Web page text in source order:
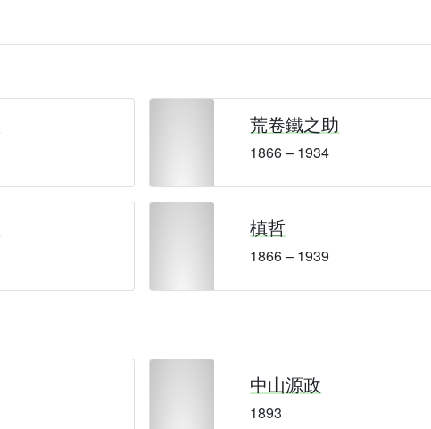
荒卷鐵之助
1866 – 1934
槙哲
1866 – 1939
中山源政
1893